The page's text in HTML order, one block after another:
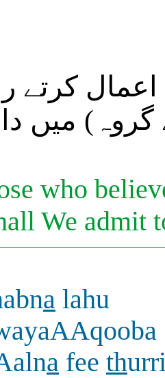
کرتے
گروہ) میں
who
We admit
a lahu
a fee th